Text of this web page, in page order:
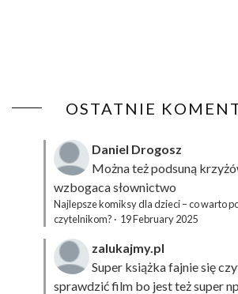
OSTATNIE
Daniel Drogosz
Można też podsuną
wzbogaca słownictwo
Najlepsze komiksy dla dzieci – co warto
czytelnikom? · 19 February 2025
zalukajmy.pl
Super książka fajnie się
sprawdzić film bo jest też super